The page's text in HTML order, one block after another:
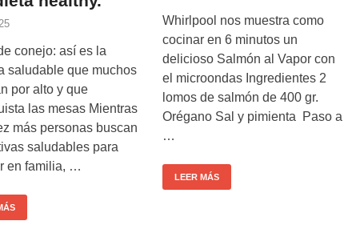
conejo: así es la
saludable que muchos
por alto y que
las mesas Mientras
más personas buscan
saludables para
en familia, …
Whirlpool nos muestra como
cocinar en 6 minutos un
delicioso Salmón al Vapor con
el microondas Ingredientes 2
lomos de salmón de 400 gr.
Orégano Sal y pimienta Paso a
…
LEER MÁS